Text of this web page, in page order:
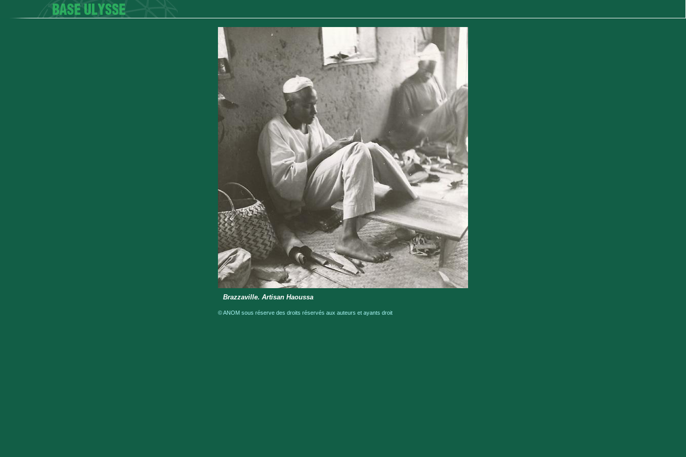
Brazzaville. Artisan Haoussa
© ANOM sous réserve des droits réservés aux auteurs et ayants droit